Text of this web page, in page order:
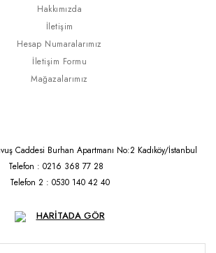
Hakkımızda
İletişim
Hesap Numaralarımız
İletişim Formu
Mağazalarımız
Caddesi Burhan Apartmanı No:2 Kadıköy/İstanbul
Telefon : 0216 368 77 28
Telefon 2 : 0530 140 42 40
HARİTADA GÖR